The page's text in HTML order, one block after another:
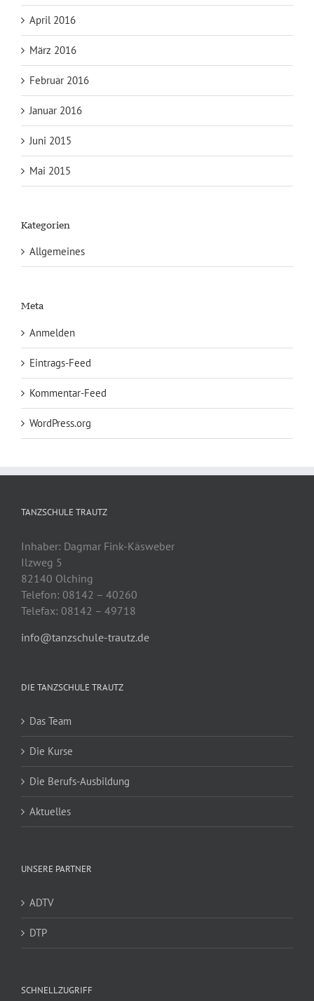
April 2016
März 2016
Februar 2016
Januar 2016
Juni 2015
Mai 2015
Kategorien
Allgemeines
Meta
Anmelden
Eintrags-Feed
Kommentar-Feed
WordPress.org
TANZSCHULE TRAUTZ
Inhaber: Dagmar Fink-Käsweber
Ilzweg 5
82140 Olching
Telefon: 08142 – 40260
Telefax: 08142 – 49718
info@tanzschule-trautz.de
DIE TANZSCHULE TRAUTZ
Das Team
Die Kurse
Die Berufs-Ausbildung
Aktuelles
UNSERE PARTNER
ADTV
DTP
SCHNELLZUGRIFF